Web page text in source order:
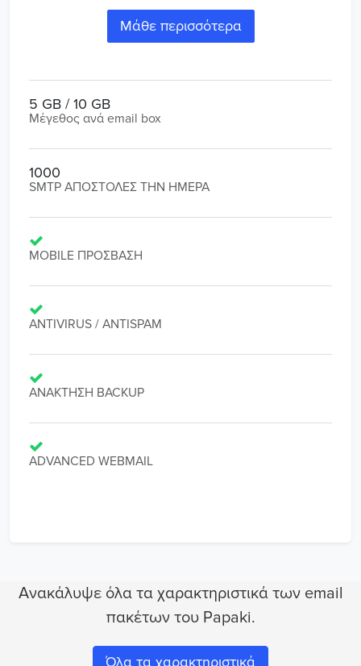
Μάθε περισσότερα
5 GB / 10 GB
Μέγεθος ανά email box
1000
SMTP ΑΠΟΣΤΟΛΕΣ ΤΗΝ ΗΜΕΡΑ
MOBILE ΠΡΟΣΒΑΣΗ
ANTIVIRUS / ANTISPAM
ΑΝΑΚΤΗΣΗ BACKUP
ADVANCED WEBMAIL
Ανακάλυψε όλα τα χαρακτηριστικά των email
πακέτων του Papaki.
Όλα τα χαρακτηριστικά